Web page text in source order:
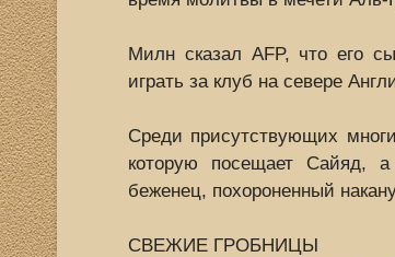
Милн сказал AFP, что его
играть за клуб на севере
Среди присутствующих
которую посещает Сайяд,
беженец, похороненный
СВЕЖИЕ ГРОБНИЦЫ